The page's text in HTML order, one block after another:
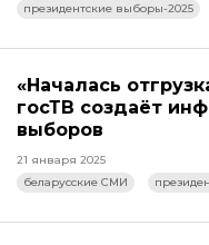
президентские выборы-2025
«Началась
госТВ создаёт
выборов
21 января 2025
беларусские СМИ